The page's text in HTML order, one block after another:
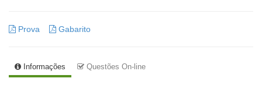
Prova Gabarito
Informações Questões On-line